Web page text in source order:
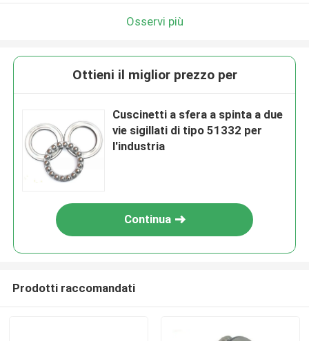
Osservi più
Ottieni il miglior prezzo per
Cuscinetti a sfera a spinta a due
vie sigillati di tipo 51332 per
l'industria
Continua
Prodotti raccomandati